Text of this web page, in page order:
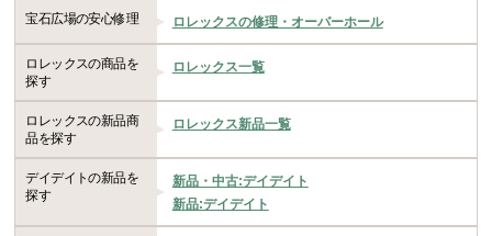
宝石広場の安心修理 ロレックスの修理・オーバーホール
ロレックスの商品を
探す
ロレックス一覧
ロレックスの新品商
品を探す
ロレックス新品一覧
デイデイトの新品を
探す
新品・中古:デイデイト
新品:デイデイト